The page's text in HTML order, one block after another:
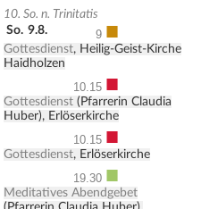
10. So. n. Trinitatis
So. 9.8. 9 ■
Gottesdienst, Heilig-Geist-Kirche
Haidholzen
10.15 ■
Gottesdienst (Pfarrerin Claudia
Huber), Erlöserkirche
10.15 ■
Gottesdienst, Erlöserkirche
19.30 ■
Meditatives Abendgebet